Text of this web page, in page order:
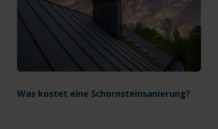
Was kostet eine Schornsteinsanierung?